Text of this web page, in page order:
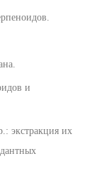
и
экстракция их